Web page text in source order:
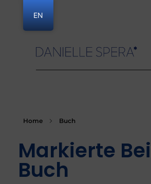
Home Buch
Markierte
Buch
EN